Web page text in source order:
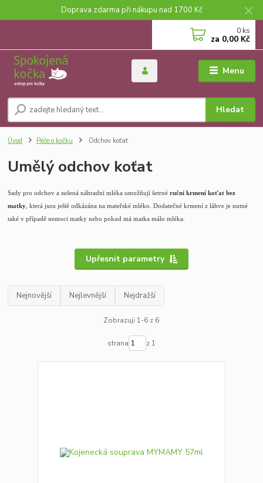
Doprava zdarma při nákupu nad 1700 Kč
Menu
Hledat
0 ks
za 0,00 Kč
Úvod Péče o kočku Odchov koťat
Umělý odchov koťat
Sady pro odchov a sušená náhradní mléka umožňují šetrnéruční krmení koťat bez
matky , která jsou ještě odkázána na mateřské mléko. Dodatečné krmení z láhve je nutné
také v případě nemoci matky nebo pokud má matka málo mléka.
Upřesnit parametry
Nejnovější Nejlevnější Nejdražší
Zobrazuji 1-6 z 6
strana z 1